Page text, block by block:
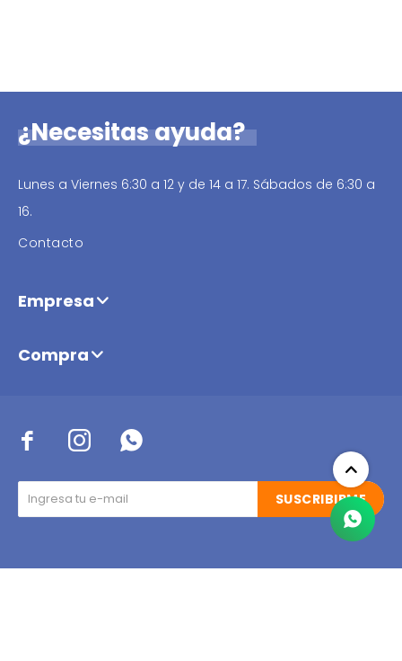
  
SUSCRIBIRME
¿Necesitas ayuda?
Lunes a Viernes 6:30 a 12 y de 14 a 17. Sábados de 6:30 a
16.
Contacto
Empresa
Compra